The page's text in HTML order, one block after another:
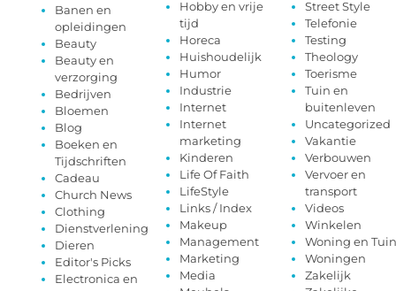
Banen en
opleidingen
Beauty
Beauty en
verzorging
Bedrijven
Bloemen
Blog
Boeken en
Tijdschriften
Cadeau
Church News
Clothing
Dienstverlening
Dieren
Editor's Picks
Electronica en
Hobby en vrije
tijd
Horeca
Huishoudelijk
Humor
Industrie
Internet
Internet
marketing
Kinderen
Life Of Faith
LifeStyle
Links / Index
Makeup
Management
Marketing
Media
Street Style
Telefonie
Testing
Theology
Toerisme
Tuin en
buitenleven
Uncategorized
Vakantie
Verbouwen
Vervoer en
transport
Videos
Winkelen
Woning en Tuin
Woningen
Zakelijk